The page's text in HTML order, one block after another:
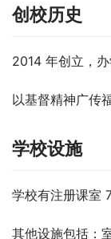
创校历史
2014 年创立，
以基督精神广传
学校设施
学校有注册课室
其他设施包括：